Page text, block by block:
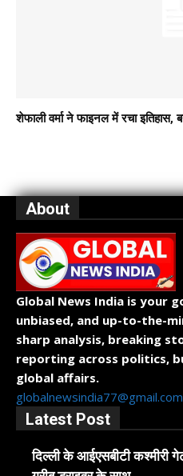
शेफाली वर्मा ने फाइनल में रचा
About
Global News India is your
unbiased, and up-to-the-
sharp analysis, breaking
reporting across politics,
global affairs.
globalnewsindia77@gmail.com
Latest Post
दिल्ली के आईएसबीटी कश्मीरी